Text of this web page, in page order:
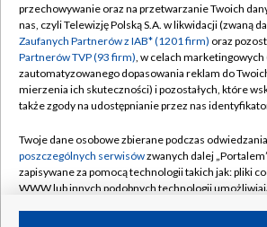
Abonament TVP
Emisja w TVP
Centrum informacji TVP
Naziemna Telewizja Cyfrowa
Rada Programowa
System NOS
Informacje o nadawcy
Regulamin TVP
Polityka
Moje zgody
Pomoc
Kontakt
Kanały
przechowywanie oraz na przetwarzanie Twoich
nas, czyli Telewizję Polską S.A. w likwidacji (zwaną
Zaufanych Partnerów z IAB* (1201 firm) oraz
Partnerów TVP (93 firm), w celach marketingowych
zautomatyzowanego dopasowania reklam do
mierzenia ich skuteczności) i pozostałych, które
także zgody na udostępnianie przez nas
Twoje dane osobowe zbierane podczas
poszczególnych serwisówzwanych dalej
zapisywane za pomocą technologii takich jak: pliki
WWW lub innych podobnych technologii